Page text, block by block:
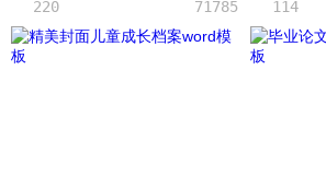
220 71785 114